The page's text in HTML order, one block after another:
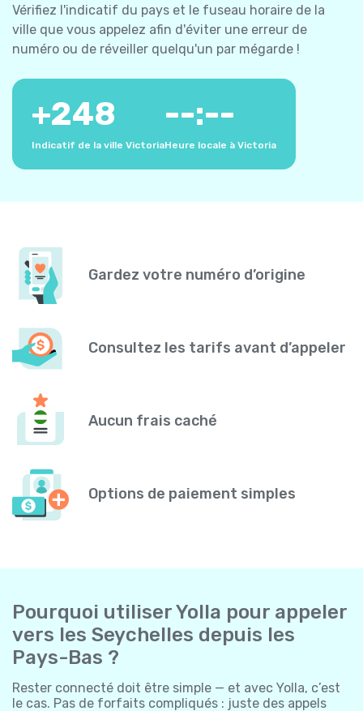
Vérifiez l'indicatif du pays et le fuseau horaire de la
ville que vous appelez afin d'éviter une erreur de
numéro ou de réveiller quelqu'un par mégarde !
+248
Indicatif de la ville Victoria
--:--
Heure locale à Victoria
Gardez votre numéro d’origine
Consultez les tarifs avant d’appeler
Aucun frais caché
Options de paiement simples
Pourquoi utiliser Yolla pour appeler
vers les Seychelles depuis les
Pays-Bas ?
Rester connecté doit être simple — et avec Yolla, c’est
le cas. Pas de forfaits compliqués : juste des appels